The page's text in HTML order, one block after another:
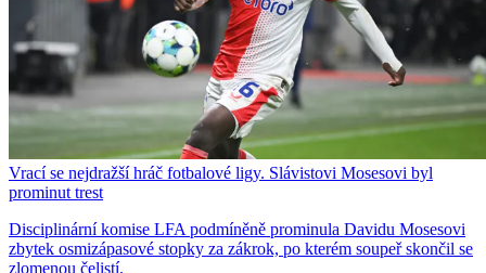
Vrací se nejdražší hráč fotbalové ligy. Slávistovi Mosesovi byl
prominut trest
Disciplinární komise LFA podmíněně prominula Davidu Mosesovi
zbytek osmizápasové stopky za zákrok, po kterém soupeř skončil se
zlomenou čelistí.